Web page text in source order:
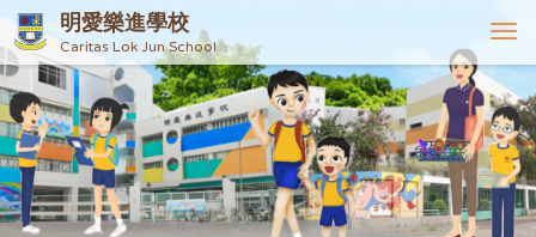
明愛樂進學校
Caritas Lok Jun School
T
o
g
g
l
e
n